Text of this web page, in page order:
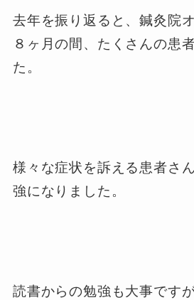
去年を振り返ると、鍼灸院
８ヶ月の間、たくさんの患
た。
様々な症状を訴える患者さ
強になりました。
読書からの勉強も大事です